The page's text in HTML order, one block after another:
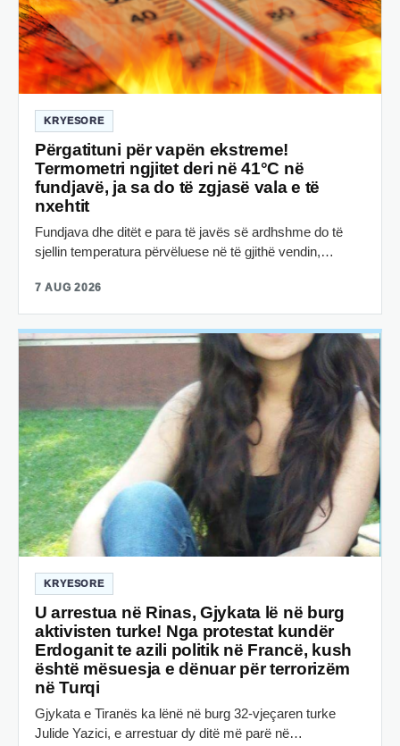
KRYESORE
Përgatituni për vapën ekstreme!
Termometri ngjitet deri në 41°C në
fundjavë, ja sa do të zgjasë vala e të
nxehtit
Fundjava dhe ditët e para të javës së ardhshme do të
sjellin temperatura përvëluese në të gjithë vendin,…
7 AUG 2026
KRYESORE
U arrestua në Rinas, Gjykata lë në burg
aktivisten turke! Nga protestat kundër
Erdoganit te azili politik në Francë, kush
është mësuesja e dënuar për terrorizëm
në Turqi
Gjykata e Tiranës ka lënë në burg 32-vjeçaren turke
Julide Yazici, e arrestuar dy ditë më parë në…